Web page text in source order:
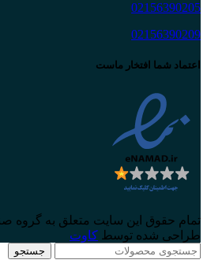
02156390205
02156390209
اعتماد شما افتخار ماست
تمام حقوق این سایت متعلق به گروه
طراحی شده توسط کاوت
جستجو